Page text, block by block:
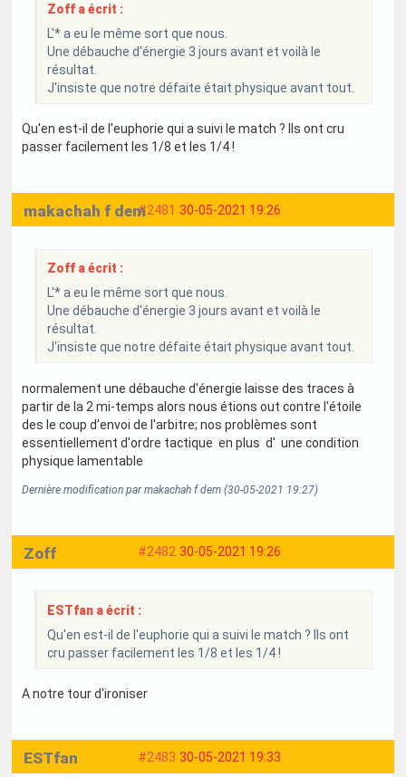
Zoff a écrit :
L'* a eu le même sort que nous.
Une débauche d'énergie 3 jours avant et voilà le
résultat.
J'insiste que notre défaite était physique avant tout.
Qu'en est-il de l'euphorie qui a suivi le match ? Ils ont cru
passer facilement les 1/8 et les 1/4 !
#2481 30-05-2021 19:26
makachah f dem
Zoff a écrit :
L'* a eu le même sort que nous.
Une débauche d'énergie 3 jours avant et voilà le
résultat.
J'insiste que notre défaite était physique avant tout.
normalement une débauche d'énergie laisse des traces à
partir de la 2 mi-temps alors nous étions out contre l'étoile
des le coup d’envoi de l'arbitre; nos problèmes sont
essentiellement d'ordre tactique en plus d' une condition
physique lamentable
Dernière modification par makachah f dem (30-05-2021 19:27)
#2482 30-05-2021 19:26
Zoff
ESTfan a écrit :
Qu'en est-il de l'euphorie qui a suivi le match ? Ils ont
cru passer facilement les 1/8 et les 1/4 !
A notre tour d'ironiser
#2483 30-05-2021 19:33
ESTfan